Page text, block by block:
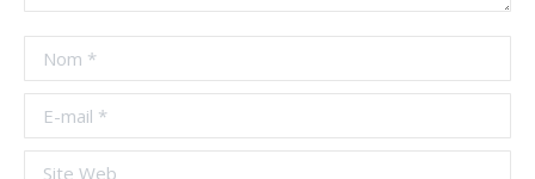
Nom *
E-mail *
Site Web